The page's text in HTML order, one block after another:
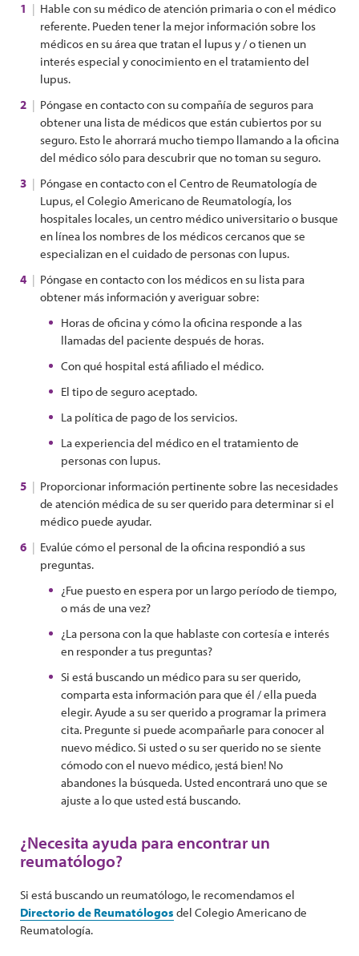
Hable con su médico de atención primaria o con el médico
referente. Pueden tener la mejor información sobre los
médicos en su área que tratan el lupus y / o tienen un
interés especial y conocimiento en el tratamiento del
lupus.
Póngase en contacto con su compañía de seguros para
obtener una lista de médicos que están cubiertos por su
seguro. Esto le ahorrará mucho tiempo llamando a la oficina
del médico sólo para descubrir que no toman su seguro.
Póngase en contacto con el Centro de Reumatología de
Lupus, el Colegio Americano de Reumatología, los
hospitales locales, un centro médico universitario o busque
en línea los nombres de los médicos cercanos que se
especializan en el cuidado de personas con lupus.
Póngase en contacto con los médicos en su lista para
obtener más información y averiguar sobre:
Horas de oficina y cómo la oficina responde a las
llamadas del paciente después de horas.
Con qué hospital está afiliado el médico.
El tipo de seguro aceptado.
La política de pago de los servicios.
La experiencia del médico en el tratamiento de
personas con lupus.
Proporcionar información pertinente sobre las necesidades
de atención médica de su ser querido para determinar si el
médico puede ayudar.
Evalúe cómo el personal de la oficina respondió a sus
preguntas.
¿Fue puesto en espera por un largo período de tiempo,
o más de una vez?
¿La persona con la que hablaste con cortesía e interés
en responder a tus preguntas?
Si está buscando un médico para su ser querido,
comparta esta información para que él / ella pueda
elegir. Ayude a su ser querido a programar la primera
cita. Pregunte si puede acompañarle para conocer al
nuevo médico. Si usted o su ser querido no se siente
cómodo con el nuevo médico, ¡está bien! No
abandones la búsqueda. Usted encontrará uno que se
ajuste a lo que usted está buscando.
¿Necesita ayuda para encontrar un
reumatólogo?
Si está buscando un reumatólogo, le recomendamos el
Directorio de Reumatólogos del Colegio Americano de
Reumatología.